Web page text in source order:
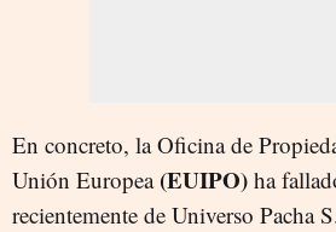
En concreto, la Oficina de
Unión Europea (EUIPO) ha
recientemente de Universo Pacha